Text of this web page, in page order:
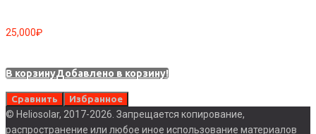
25,000₽
В корзинуДобавлено в корзину!
Сравнить Избранное
© Heliosolar, 2017-2026. Запрещается копирование,
распространение или любое иное использование материалов